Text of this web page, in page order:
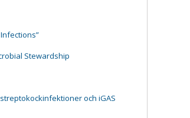
Stewardship
och iGAS